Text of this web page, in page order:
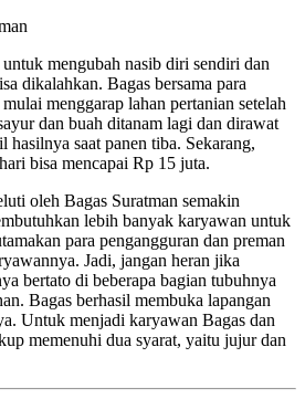
mengubah nasib diri sendiri dan
dikalahkan. Bagas bersama para
menggarap lahan pertanian setelah
dan buah ditanam lagi dan dirawat
hasilnya saat panen tiba. Sekarang,
bisa mencapai Rp 15 juta.
oleh Bagas Suratman semakin
lebih banyak karyawan untuk
para pengangguran dan preman
Jadi, jangan heran jika
bertato di beberapa bagian tubuhnya
Bagas berhasil membuka lapangan
Untuk menjadi karyawan Bagas dan
memenuhi dua syarat, yaitu jujur dan